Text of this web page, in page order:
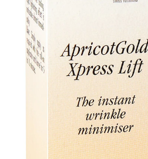
Bei Fältchen rund um Mund
on-Stift einfach aufzutragen.
Steinen hilft bei irritierter und
Natürliche Inhaltsstoffe wie
die pflegende und